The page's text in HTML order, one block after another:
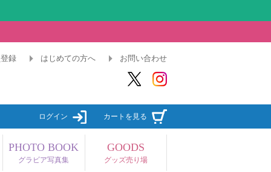
録 はじめての方へ お問い合わせ
ログイン カートを見る
PHOTO BOOK
グラビア写真集
GOODS
グッズ売り場